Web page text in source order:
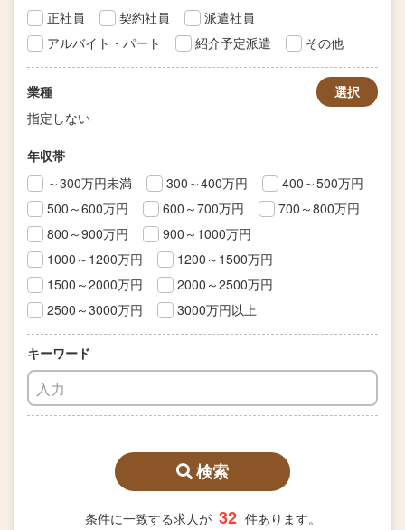
正社員
契約社員
派遣社員
アルバイト・パート
紹介予定派遣 その他
業種
指定しない
選択
年収帯
～300万円未満
300～400万円
400～500万円
500～600万円
600～700万円
700～800万円
800～900万円
900～1000万円
1000～1200万円
1200～1500万円
1500～2000万円
2000～2500万円
2500～3000万円
3000万円以上
キーワード
検索
条件に一致する求人が 32 件あります。